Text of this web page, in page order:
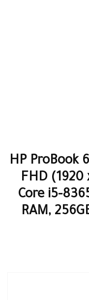
HP ProBook
FHD
Core i5-
RAM,